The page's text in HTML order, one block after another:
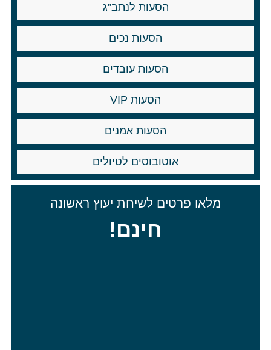
הסעות לנתב”ג
הסעות נכים
הסעות עובדים
הסעות VIP
הסעות אמנים
אוטובוסים לטיולים
מלאו פרטים לשיחת יעוץ ראשונה
חינם!